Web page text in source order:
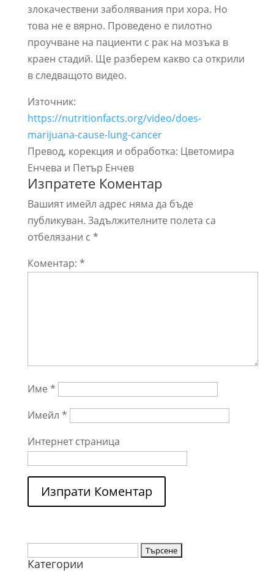
злокачествени заболявания при хора. Но
това не е вярно. Проведено е пилотно
проучване на пациенти с рак на мозъка в
краен стадий. Ще разберем какво са открили
в следващото видео.
Източник:
https://nutritionfacts.org/video/does-
marijuana-cause-lung-cancer
Превод, корекция и обработка: Цветомира
Енчева и Петър Енчев
Изпратете Коментар
Вашият имейл адрес няма да бъде
публикуван. Задължителните полета са
отбелязани с *
Коментар: *
Име *
Имейл *
Интернет страница
за:
Категории